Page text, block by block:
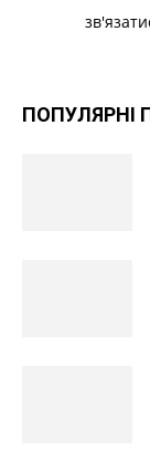
ПОПУЛЯРНІ